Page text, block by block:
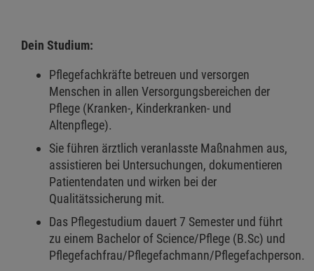
Dein Studium:
Pflegefachkräfte betreuen und versorgen
Menschen in allen Versorgungsbereichen der
Pflege (Kranken-, Kinderkranken- und
Altenpflege).
Sie führen ärztlich veranlasste Maßnahmen aus,
assistieren bei Untersuchungen, dokumentieren
Patientendaten und wirken bei der
Qualitätssicherung mit.
Das Pflegestudium dauert 7 Semester und führt
zu einem Bachelor of Science/Pflege (B.Sc) und
Pflegefachfrau/Pflegefachmann/Pflegefachperson.